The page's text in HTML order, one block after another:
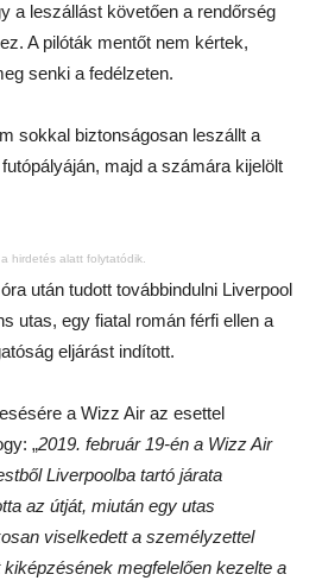
a leszállást követően a rendőrség
A pilóták mentőt nem kértek,
senki a fedélzeten.
sokkal biztonságosan leszállt a
majd a számára kijelölt
hirdetés alatt folytatódik.
után tudott továbbindulni Liverpool
utas, egy fiatal román férfi ellen a
eljárást indított.
a Wizz Air az esettel
„2019. február 19-én a Wizz Air
Liverpoolba tartó járata
az útját, miután egy utas
viselkedett a személyzettel
megfelelően kezelte a